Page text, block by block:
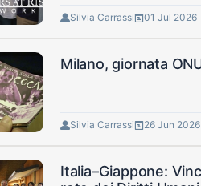
Silvia Carrassi 01 Jul 2026
Milano, giornata
Silvia Carrassi 26 Jun 2026
Italia–Giappone: